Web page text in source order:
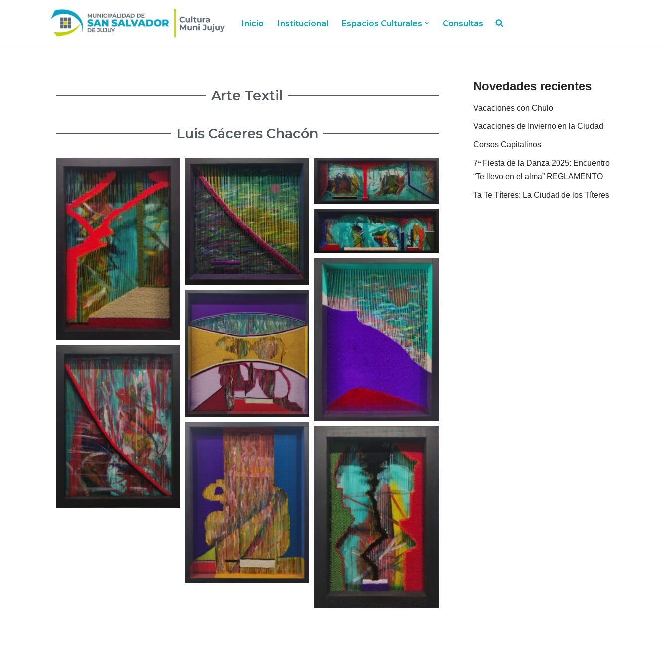
Inicio Institucional Espacios Culturales Consultas
Arte Textil
Luis Cáceres Chacón
Novedades recientes
Vacaciones con Chulo
Vacaciones de Invierno en la Ciudad
Corsos Capitalinos
7ª Fiesta de la Danza 2025: Encuentro
“Te llevo en el alma” REGLAMENTO
Ta Te Títeres: La Ciudad de los Títeres